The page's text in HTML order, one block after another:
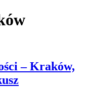
– Kraków,